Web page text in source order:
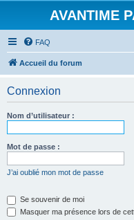
AVANTIME
FAQ
Accueil du forum
Connexion
Nom d’utilisateur :
Mot de passe :
J’ai oublié mon mot de passe
Se souvenir de moi
Masquer ma présence lors de